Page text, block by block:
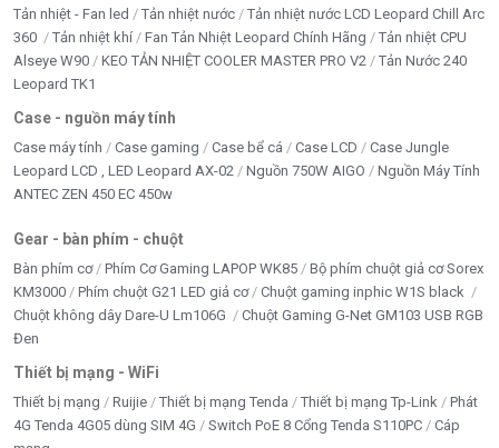
Tản nhiệt - Fan led Tản nhiệt nước
Tản nhiệt nước LCD Leopard Chill Arc
360
Tản nhiệt khí Fan Tản Nhiệt Leopard Chính Hãng
Tản nhiệt CPU
Alseye W90
KEO TẢN NHIỆT COOLER MASTER PRO V2
Tản Nước 240
Leopard TK1
Case - nguồn máy tính
Case máy tính Case gaming Case bể cá Case LCD
Case Jungle
Leopard LCD , LED Leopard AX-02
Nguồn 750W AIGO
Nguồn Máy Tính
ANTEC ZEN 450 EC 450w
Gear - bàn phím - chuột
Bàn phím cơ Phím Cơ Gaming LAPOP WK85
Bộ phím chuột giả cơ Sorex
KM3000
Phím chuột G21 LED giả cơ
Chuột gaming inphic W1S black
Chuột không dây Dare-U Lm106G
Chuột Gaming G-Net GM103 USB RGB
Đen
Thiết bị mạng - WiFi
Thiết bị mạng Ruijie Thiết bị mạng Tenda Thiết bị mạng Tp-Link
Phát
4G Tenda 4G05 dùng SIM 4G
Switch PoE 8 Cổng Tenda S110PC
Cáp